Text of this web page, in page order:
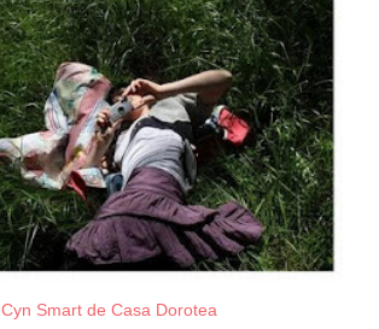
Cyn Smart de Casa Dorotea